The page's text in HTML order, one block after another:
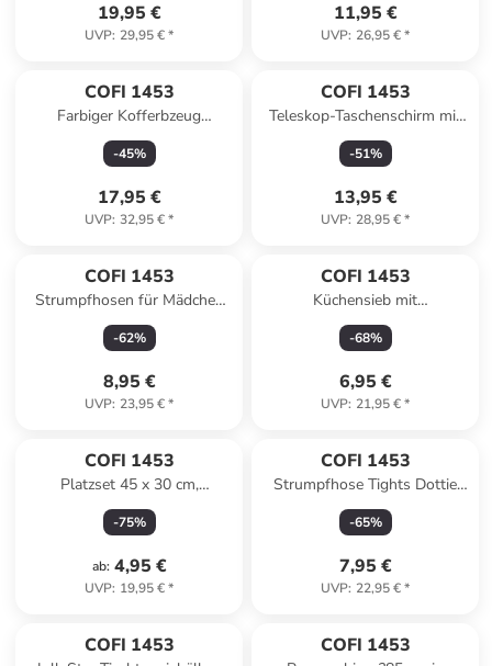
19,95 €
UVP: 29,95 €*
11,95 €
UVP: 26,95 €*
COFI 1453
Farbiger Kofferbzeug
elastische Kofferhülle Reise
Koffer Schutz in Mehrfarbig
-45%
17,95 €
UVP: 32,95 €*
COFI 1453
Teleskop-Taschenschirm mit
Schutzhülle flexibel und
widerstandsfähig in Blau
-51%
13,95 €
UVP: 28,95 €*
COFI 1453
Strumpfhosen für Mädchen
bequeme Strümpfe aus
Mikrofaser in Rosa
-62%
8,95 €
UVP: 23,95 €*
COFI 1453
Küchensieb mit
schwenkbarem Schüssel ø22
x 10,5 cm - Praktisch & in
-68%
6,95 €
UVP: 21,95 €*
COFI 1453
Platzset 45 x 30 cm,
Untersetzer in modernem
Design in Weiß
-75%
ab: 4,95 €
UVP: 19,95 €*
COFI 1453
Strumpfhose Tights Dottie
Dünne Strumpfhosen mit
kleinem Punktmuster in
-65%
7,95 €
UVP: 22,95 €*
COFI 1453 COFI 1453